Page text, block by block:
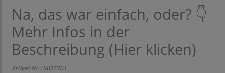
Na, das war einfach, oder? 👇
Mehr Infos in der
Beschreibung (Hier klicken)
Artikel-Nr.:MO7201